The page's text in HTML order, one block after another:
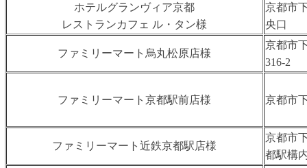
ホテルグランヴィア京都
レストランカフェ ル・タン様
京都市
央口
ファミリーマート烏丸松原店様
京都市
316-2
ファミリーマート京都駅前店様 京都市
ファミリーマート近鉄京都駅店様
京都市
都駅構